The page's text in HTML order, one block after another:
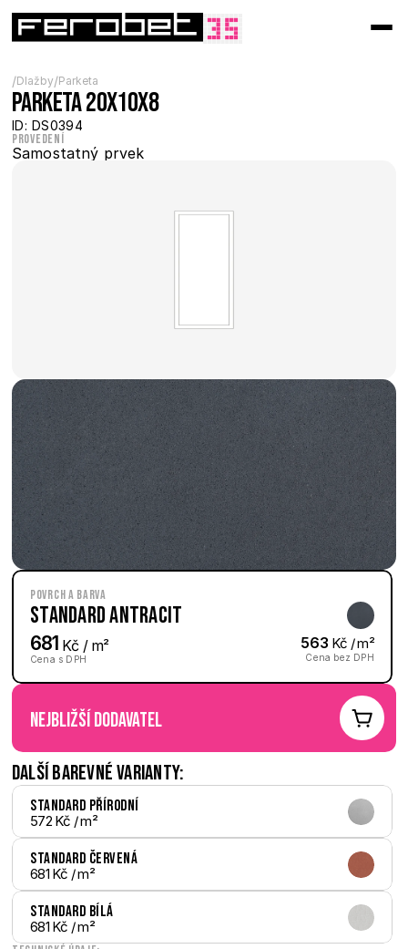
/Dlažby/Parketa
Parketa 20x10x8
ID: DS0394
Provedení
Samostatný prvek
Povrch a barva
Standard Antracit
681 Kč / m²
Cena s DPH
563 Kč / m²
Cena bez DPH
nejbližší dodavatel
Další barevné varianty:
Standard Přírodní
572 Kč / m²
Standard Červená
681 Kč / m²
Standard Bílá
681 Kč / m²